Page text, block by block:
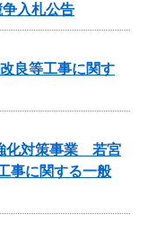
入札公告
良等工事に関す
化対策事業 若宮
事に関する一般